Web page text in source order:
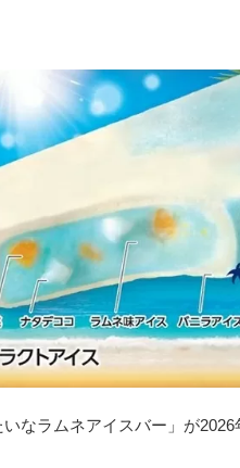
なラムネアイスバー」が2026